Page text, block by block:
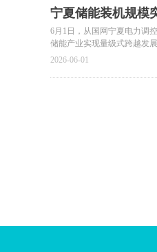
储能系统设备采购中标均价
4月份混合储能招标项目达到
宁夏储能装机规模
6月1日，从国网宁夏电力调
储能产业实现量级式跨越发
塞上答卷。
2026-06-01